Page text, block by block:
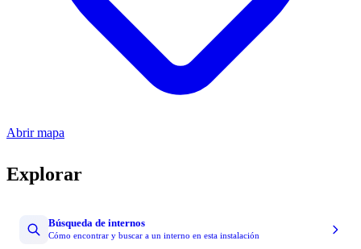
Abrir mapa
Explorar
Búsqueda de internos
Cómo encontrar y buscar a un interno en esta instalación